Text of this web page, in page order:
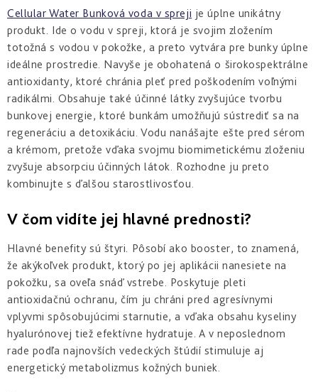
omladenie
50+
Citlivá
pleť
&
rozšírené
žilky
Hydratácia
&
vyživenie
pleti
škvrny
a
Akné
a
nedokonalosti
Regenerácia
&
obnova
pleti
hĺbkové
čistenie
Cellular
water
-
bunková
hydratácia
Excellage
-
zlepšenie
hustoty
white
rozjasnenie
Lift
&
repair
-
lifting
a
spevnenie
citlivú
&
intolerantnú
pokožku
Zjednotenie
tónu
pleti
Zvýraznenie
opálenia
a
hydratácia
pokožky
na
Samoopaľovanie
Tan
Prolonging
Bronz
Repair
No
Sun
Intolerance
Into
Impulse
Sun
Sublimation
Reflects
of
Sun
Cellular Water Bunková voda v spreji je úplne unikátny
produkt. Ide o vodu v spreji, ktorá je svojim zložením
totožná s vodou v pokožke, a preto vytvára pre bunky úplne
ideálne prostredie. Navyše je obohatená o širokospektrálne
antioxidanty, ktoré chránia pleť pred poškodením voľnými
radikálmi. Obsahuje také účinné látky zvyšujúce tvorbu
bunkovej energie, ktoré bunkám umožňujú sústrediť sa na
regeneráciu a detoxikáciu. Vodu nanášajte ešte pred sérom
a krémom, pretože vďaka svojmu biomimetickému zloženiu
zvyšuje absorpciu účinných látok. Rozhodne ju preto
kombinujte s ďalšou starostlivosťou.
V čom vidíte jej hlavné prednosti?
Hlavné benefity sú štyri. Pôsobí ako booster, to znamená,
že akýkoľvek produkt, ktorý po jej aplikácii nanesiete na
pokožku, sa oveľa snáď vstrebe. Poskytuje pleti
antioxidačnú ochranu, čím ju chráni pred agresívnymi
vplyvmi spôsobujúcimi starnutie, a vďaka obsahu kyseliny
hyalurónovej tiež efektívne hydratuje. A v neposlednom
rade podľa najnovších vedeckých štúdií stimuluje aj
energetický metabolizmus kožných buniek.